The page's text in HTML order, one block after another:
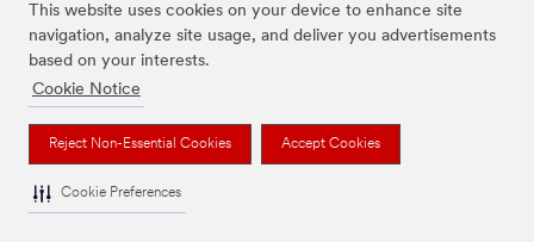
This website uses cookies on your device to enhance site
navigation, analyze site usage, and deliver you advertisements
based on your interests.
Cookie Notice
Reject Non-Essential Cookies Accept Cookies
Cookie Preferences